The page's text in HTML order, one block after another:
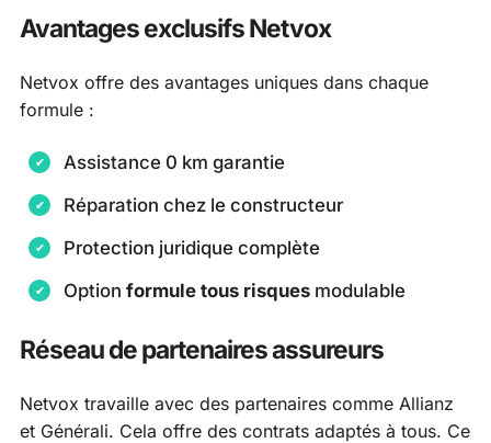
Avantages exclusifs Netvox
Netvox offre des avantages uniques dans chaque
formule :
Assistance 0 km garantie
Réparation chez le constructeur
Protection juridique complète
Option formule tous risques modulable
Réseau de partenaires assureurs
Netvox travaille avec des partenaires comme Allianz
et Générali. Cela offre des contrats adaptés à tous. Ce